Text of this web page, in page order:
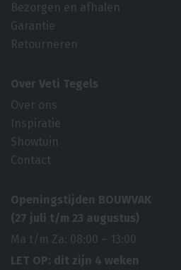
Bezorgen en afhalen
Garantie
Retourneren
Over Veti Tegels
Over ons
Inspiratie
Showtuin
Contact
Openingstijden BOUWVAK
(27 juli t/m 23 augustus)
Ma t/m Za: 08:00 – 13:00
LET OP: dit zijn 4 weken